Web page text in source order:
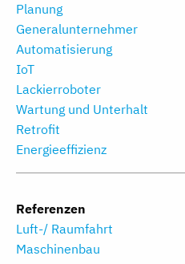
Planung
Generalunternehmer
Automatisierung
IoT
Lackierroboter
Wartung und Unterhalt
Retrofit
Energieeffizienz
Referenzen
Luft-/ Raumfahrt
Maschinenbau